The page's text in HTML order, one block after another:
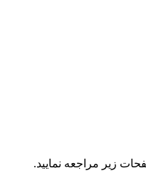
زیر مراجعه نمایید.